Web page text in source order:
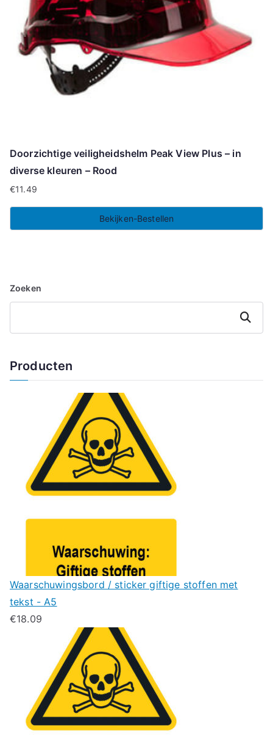
Doorzichtige veiligheidshelm Peak View Plus – in
diverse kleuren – Rood
€11.49
Bekijken-Bestellen
Zoeken
Zoeken
Producten
Waarschuwingsbord / sticker giftige stoffen met
tekst - A5
€18.09